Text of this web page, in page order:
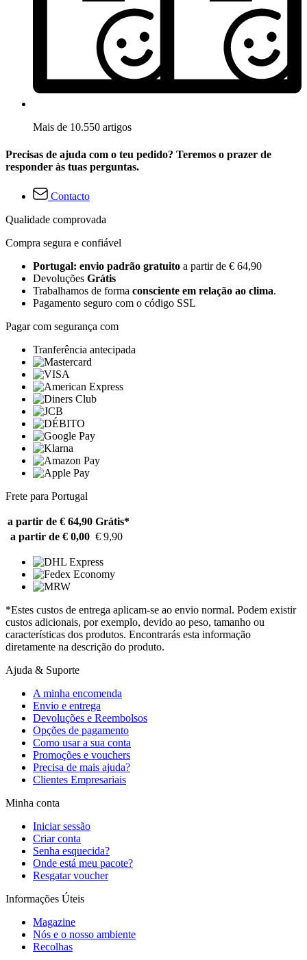
Mais de 10.550 artigos
Precisas de ajuda com o teu pedido? Teremos o prazer de
responder às tuas perguntas.
Contacto
Qualidade comprovada
Compra segura e confiável
Portugal: envio padrão gratuito a partir de € 64,90
Devoluções Grátis
Trabalhamos de forma consciente em relação ao clima.
Pagamento seguro com o código SSL
Pagar com segurança com
Tranferência antecipada
Frete para Portugal
a partir de € 64,90 Grátis*
a partir de € 0,00 € 9,90
*Estes custos de entrega aplicam-se ao envio normal. Podem existir
custos adicionais, por exemplo, devido ao peso, tamanho ou
características dos produtos. Encontrarás esta informação
diretamente na descrição do produto.
Ajuda & Suporte
A minha encomenda
Envio e entrega
Devoluções e Reembolsos
Opções de pagamento
Como usar a sua conta
Promoções e vouchers
Precisa de mais ajuda?
Clientes Empresariais
Minha conta
Iniciar sessão
Criar conta
Senha esquecida?
Onde está meu pacote?
Resgatar voucher
Informações Úteis
Magazine
Nós e o nosso ambiente
Recolhas